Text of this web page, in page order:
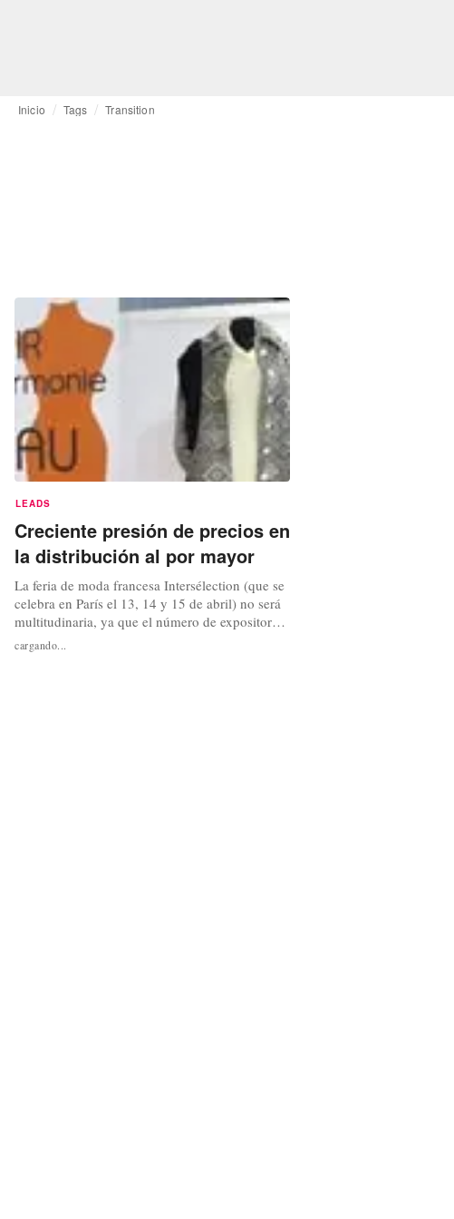
Inicio Tags Transition
LEADS
Creciente presión de precios en
la distribución al por mayor
La feria de moda francesa Intersélection (que se
celebra en París el 13, 14 y 15 de abril) no será
multitudinaria, ya que el número de expositores
se ha reducido desde que hace dos años se
trasladó del centro de congresos Villepinte
cargando...